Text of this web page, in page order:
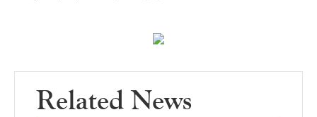
Related News